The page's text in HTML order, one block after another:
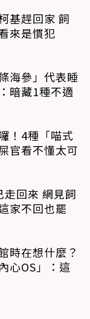
基趕回家 飼
來是慣犯
海參」代表睡
暗藏1種不適
！4種「喵式
官看不懂太可
回來 網見飼
家不回也罷
時在想什麼？
心OS」：這